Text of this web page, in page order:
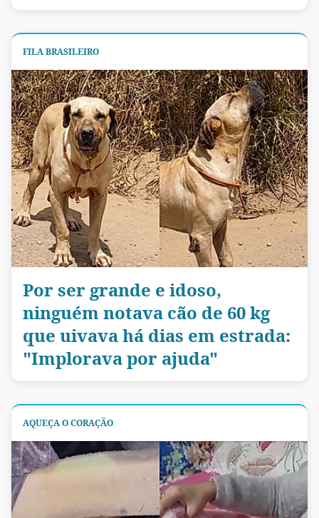
FILA BRASILEIRO
Por ser grande e idoso,
ninguém notava cão de 60 kg
que uivava há dias em estrada:
"Implorava por ajuda"
AQUEÇA O CORAÇÃO